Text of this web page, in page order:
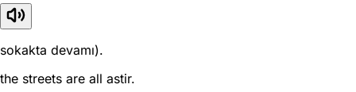
sokakta devamı).
the streets are all astir.